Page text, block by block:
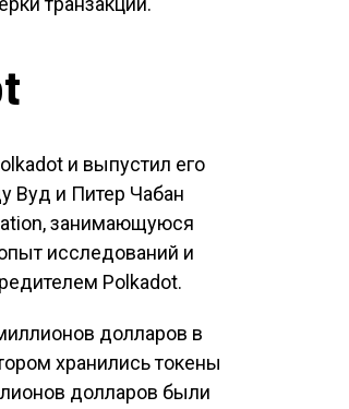
и выпустил его
Вуд и Питер Чабан
занимающуюся
исследований и
Polkadot.
долларов в
хранились токены
долларов были